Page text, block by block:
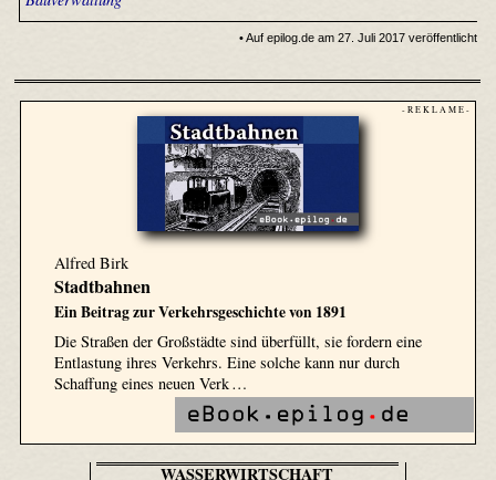
• Auf epilog.de am 27. Juli 2017 veröffentlicht
- R E K L A M E -
Alfred Birk
Stadtbahnen
Ein Beitrag zur Verkehrsgeschichte von 1891
Die Straßen der Großstädte sind überfüllt, sie fordern eine
Entlastung ihres Verkehrs. Eine solche kann nur durch
Schaffung eines neuen Verk …
WASSERWIRTSCHAFT